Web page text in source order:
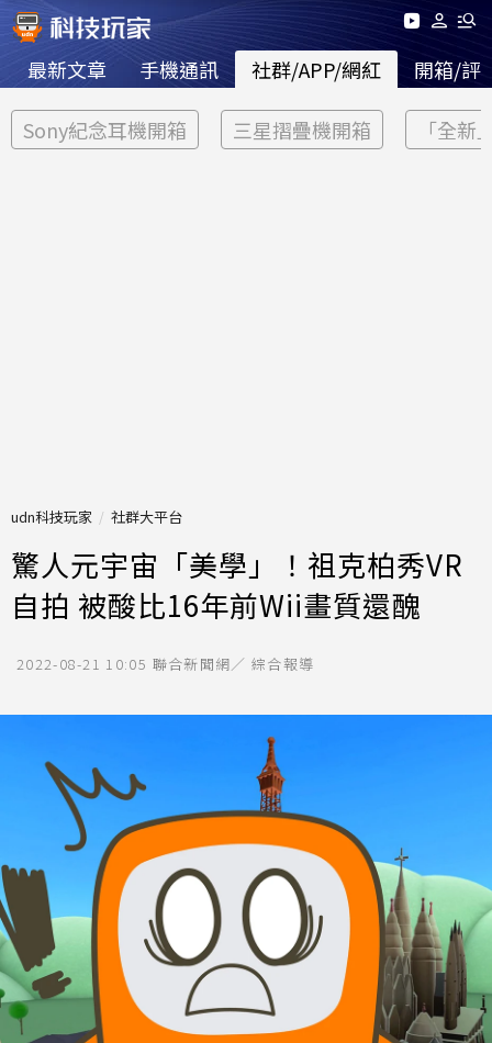
最新文章 手機通訊 社群/APP/網紅 開箱/評
Sony紀念耳機開箱 三星摺疊機開箱 「全新
udn科技玩家 社群大平台
驚人元宇宙「美學」！祖克柏秀VR
自拍 被酸比16年前Wii畫質還醜
2022-08-21 10:05 聯合新聞網／ 綜合報導